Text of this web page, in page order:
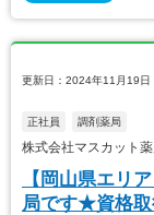
更新日：2024年11月19日
正社員 調剤薬局
株式会社マスカット
【岡山県エリ
局です★資格取